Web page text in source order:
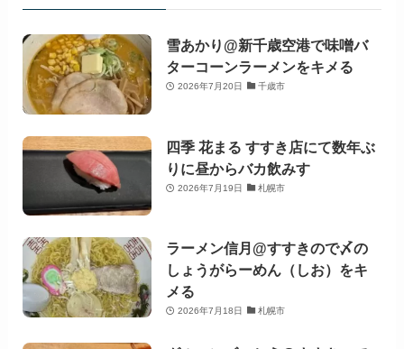
雪あかり@新千歳空港で味噌バ
ターコーンラーメンをキメる
2026年7月20日 千歳市
四季 花まる すすき店にて数年ぶ
りに昼からバカ飲みす
2026年7月19日 札幌市
ラーメン信月@すすきので〆の
しょうがらーめん（しお）をキ
メる
2026年7月18日 札幌市